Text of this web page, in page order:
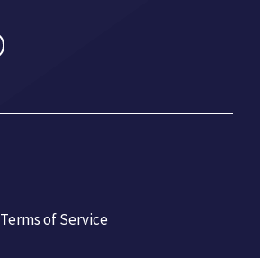
Terms of Service